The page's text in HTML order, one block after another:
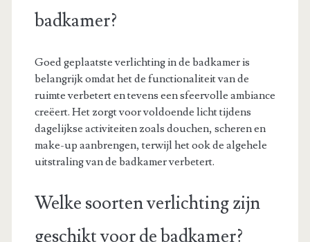
badkamer?
Goed geplaatste verlichting in de badkamer is
belangrijk omdat het de functionaliteit van de
ruimte verbetert en tevens een sfeervolle ambiance
creëert. Het zorgt voor voldoende licht tijdens
dagelijkse activiteiten zoals douchen, scheren en
make-up aanbrengen, terwijl het ook de algehele
uitstraling van de badkamer verbetert.
Welke soorten verlichting zijn
geschikt voor de badkamer?